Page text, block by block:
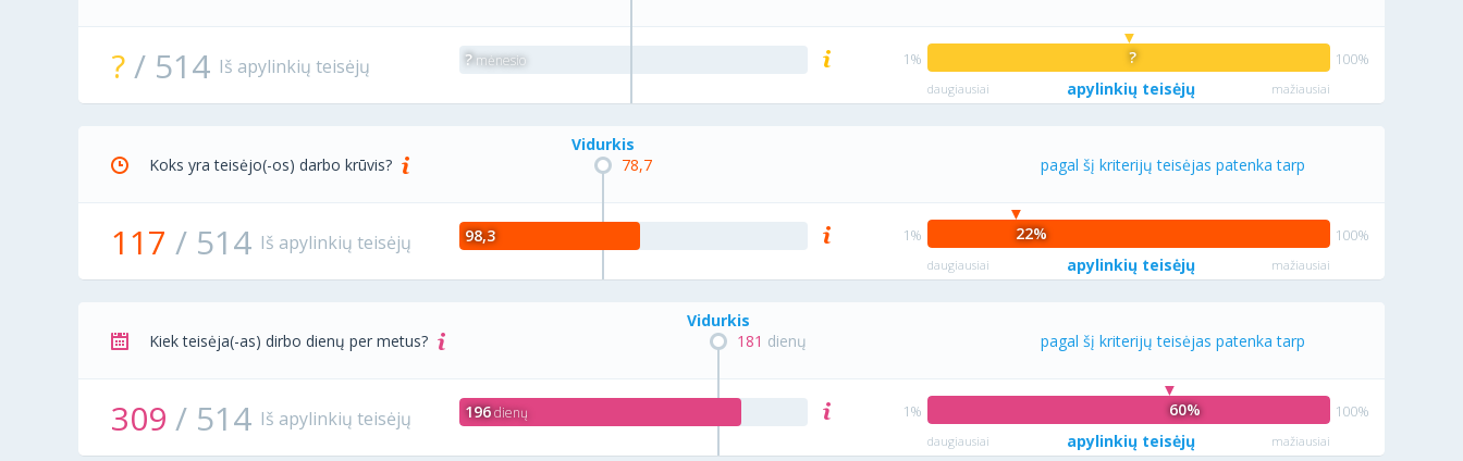
?/ 514 Iš apylinkių teisėjų ?
daugiausiai apylinkių teisėjų mažiausiai
? mėnesio
Koks yra teisėjo(-os) darbo krūvis? pagal šį kriterijų teisėjas patenka tarp
117 / 514 Iš apylinkių teisėjų 22%
daugiausiai apylinkių teisėjų mažiausiai
78,7
Vidurkis
98,3
Kiek teisėja(-as) dirbo dienų per metus? pagal šį kriterijų teisėjas patenka tarp
309 / 514 Iš apylinkių teisėjų 60%
daugiausiai apylinkių teisėjų mažiausiai
181 dienų
Vidurkis
196dienų